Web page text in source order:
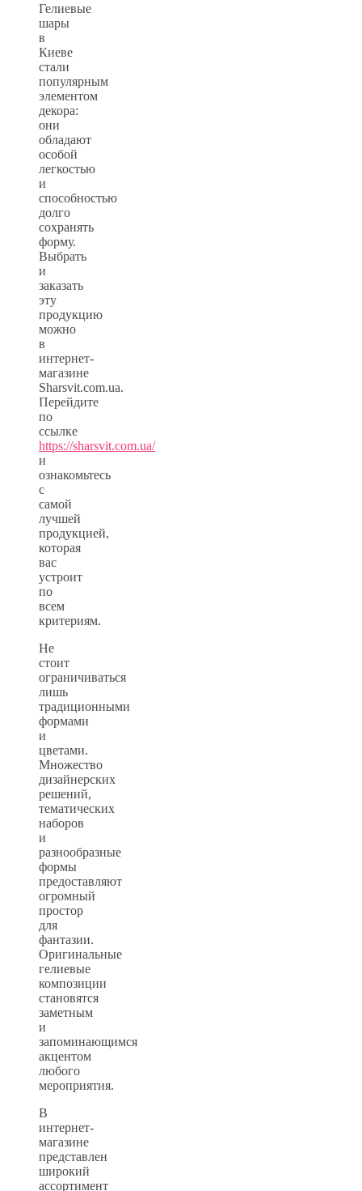
Гелиевые
шары
в
Киеве
стали
популярным
элементом
декора:
они
обладают
особой
легкостью
и
способностью
долго
сохранять
форму.
Выбрать
и
заказать
эту
продукцию
можно
в
интернет-
магазине
Sharsvit.com.ua.
Перейдите
по
ссылке
https://sharsvit.com.ua/
и
ознакомьтесь
с
самой
лучшей
продукцией,
которая
вас
устроит
по
всем
критериям.
Не
стоит
ограничиваться
лишь
традиционными
формами
и
цветами.
Множество
дизайнерских
решений,
тематических
наборов
и
разнообразные
формы
предоставляют
огромный
простор
для
фантазии.
Оригинальные
гелиевые
композиции
становятся
заметным
и
запоминающимся
акцентом
любого
мероприятия.
В
интернет-
магазине
представлен
широкий
ассортимент